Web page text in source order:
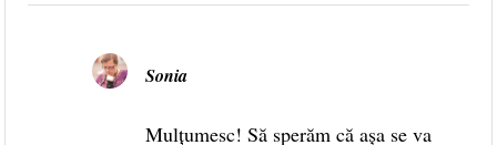
Sonia
Mulțumesc! Să sperăm că așa se va